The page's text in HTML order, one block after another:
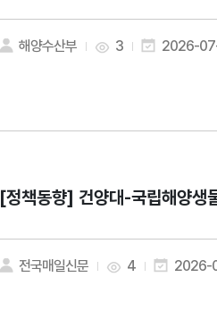
해양수산부 3 2026-
[정책동향] 건양대-국립해양생
전국매일신문 4 2026-